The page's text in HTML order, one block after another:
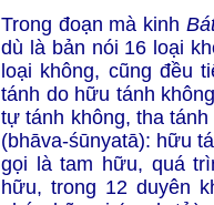
Trong đoạn mà kinh
dù là bản nói 16 loại
loại không, cũng đều
tánh do hữu tánh
tự tánh không, tha
(bhāva-śūnyatā): hữu
gọi là tam hữu, quá
hữu, trong 12 duyên